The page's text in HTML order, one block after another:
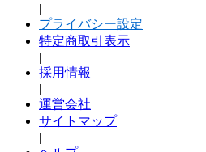
|
プライバシー設定
特定商取引表示
|
採用情報
|
運営会社
サイトマップ
|